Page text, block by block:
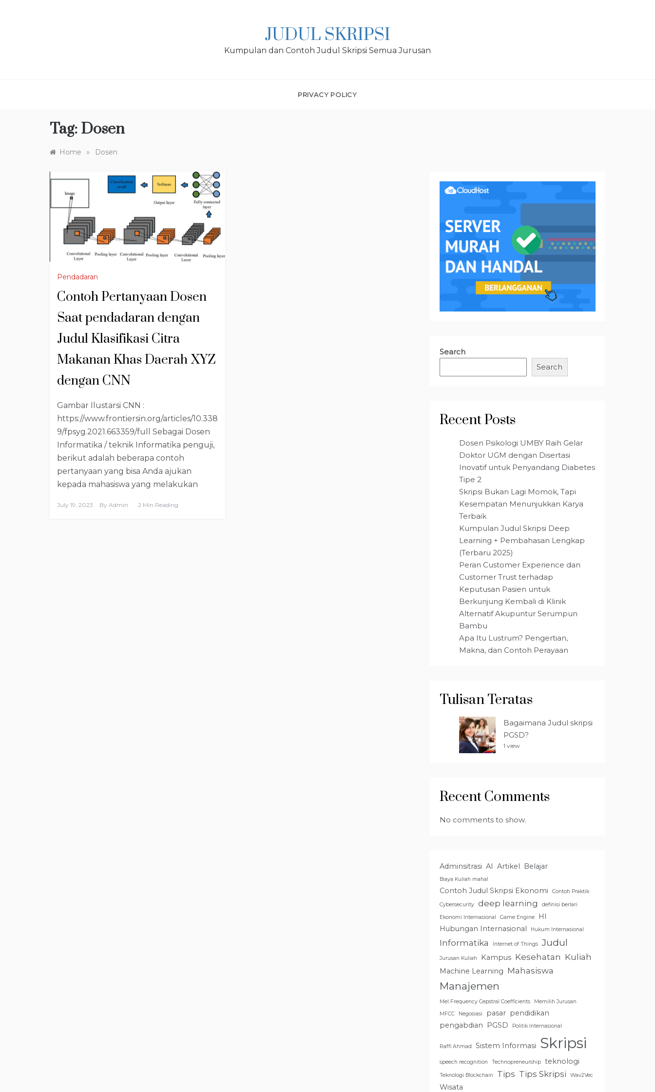
JUDUL SKRIPSI
Kumpulan dan Contoh Judul Skripsi Semua Jurusan
PRIVACY POLICY
Tag: Dosen
Home » Dosen
Pendadaran
Contoh Pertanyaan Dosen
Saat pendadaran dengan
Judul Klasifikasi Citra
Makanan Khas Daerah XYZ
dengan CNN
Gambar Ilustarsi CNN :
https://www.frontiersin.org/articles/10.338
9/fpsyg.2021.663359/full Sebagai Dosen
Informatika / teknik Informatika penguji,
berikut adalah beberapa contoh
pertanyaan yang bisa Anda ajukan
kepada mahasiswa yang melakukan
July 19, 2023 By Admin 2 Min Reading
Search
Search
Recent Posts
Dosen Psikologi UMBY Raih Gelar
Doktor UGM dengan Disertasi
Inovatif untuk Penyandang Diabetes
Tipe 2
Skripsi Bukan Lagi Momok, Tapi
Kesempatan Menunjukkan Karya
Terbaik
Kumpulan Judul Skripsi Deep
Learning + Pembahasan Lengkap
(Terbaru 2025)
Peran Customer Experience dan
Customer Trust terhadap
Keputusan Pasien untuk
Berkunjung Kembali di Klinik
Alternatif Akupuntur Serumpun
Bambu
Apa Itu Lustrum? Pengertian,
Makna, dan Contoh Perayaan
Tulisan Teratas
Bagaimana Judul skripsi
PGSD?
1 view
Recent Comments
No comments to show.
Adminsitrasi AI Artikel Belajar
Biaya Kuliah mahal
Contoh Judul Skripsi Ekonomi Contoh Praktik
Cybersecurity deep learning
definisi berlari
Ekonomi Internasional
Game Engine
HI
Hubungan Internasional
Hukum Internasional
Informatika Internet of Things Judul
Jurusan Kuliah Kampus Kesehatan Kuliah
Machine Learning Mahasiswa
Manajemen
Mel Frequency Cepstral Coefficients
Memilih Jurusan
MFCC
Negosiasi pasar pendidikan
pengabdian
PGSD Politik Internasional
Raffi Ahmad Sistem Informasi Skripsi
speech recognition Technopreneurship teknologi
Teknologi Blockchain Tips Tips Skripsi Wav2Vec
Wisata